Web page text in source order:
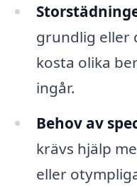
grundlig eller
kosta olika
ingår.
Behov av
krävs hjälp
eller